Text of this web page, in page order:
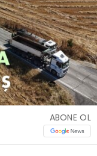
ABONE OL